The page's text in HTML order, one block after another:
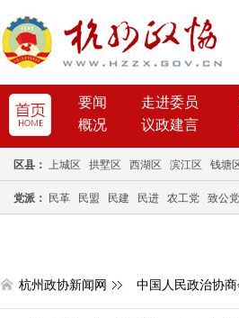
要闻 走进委员
概况
议政建言
区县： 上城区 拱墅区 西湖区 滨江区 钱塘
党派： 民革 民盟 民建 民进 农工党 致公党
杭州政协新闻网 中国人民政治协